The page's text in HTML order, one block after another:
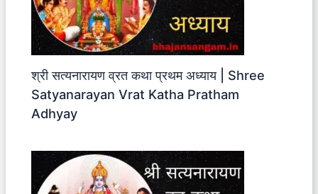
श्री सत्यनारायण व्रत कथा प्रथम अध्याय | Shree
Satyanarayan Vrat Katha Pratham
Adhyay